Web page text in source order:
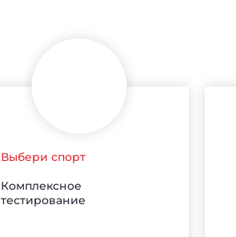
Выбери спорт
Комплексное
тестирование